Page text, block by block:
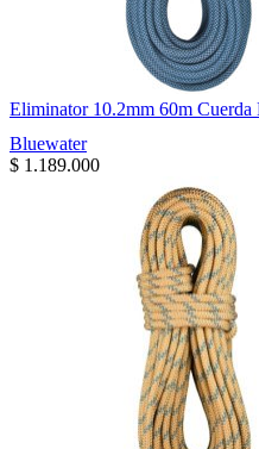
Eliminator 10.2mm 60m Cuerda
Bluewater
$ 1.189.000